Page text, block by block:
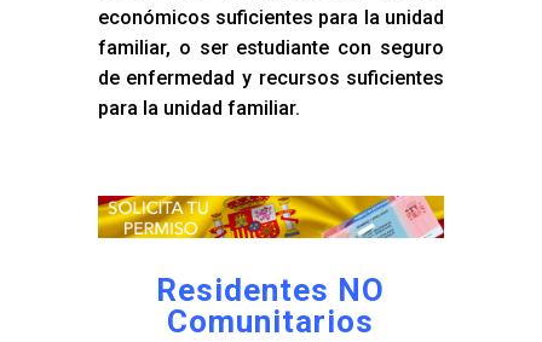
económicos suficientes para la unidad
familiar, o ser estudiante con seguro
de enfermedad y recursos suficientes
para la unidad familiar.
Residentes NO
Comunitarios